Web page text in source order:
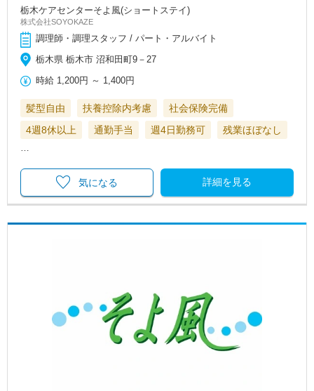
栃木ケアセンターそよ風(ショートステイ)
株式会社SOYOKAZE
調理師・調理スタッフ / パート・アルバイト
栃木県 栃木市 沼和田町9－27
時給 1,200円 ～ 1,400円
髪型自由 扶養控除内考慮
社会保険完備
4週8休以上
通勤手当 週4日勤務可 残業ほぼなし
詳細を見る
気になる